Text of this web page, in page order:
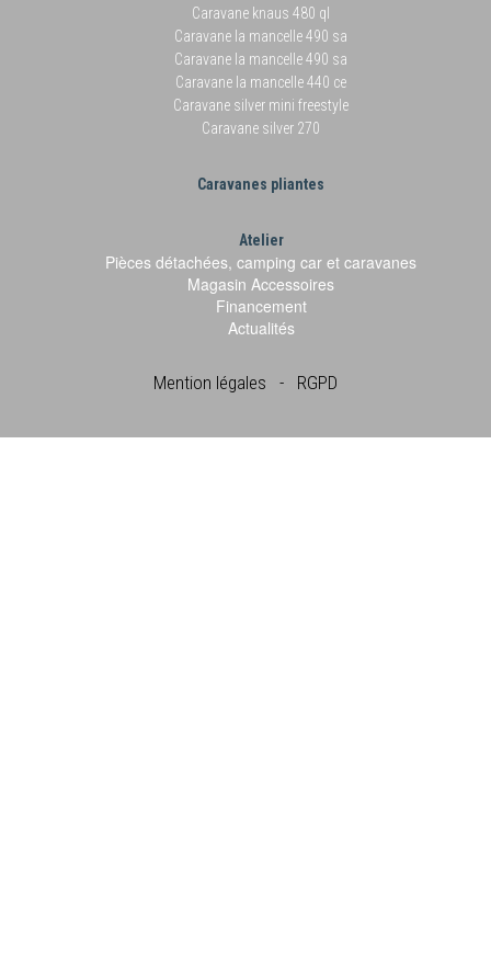
Caravane knaus 480 ql
Caravane la mancelle 490 sa
Caravane la mancelle 490 sa
Caravane la mancelle 440 ce
Caravane silver mini freestyle
Caravane silver 270
Caravanes pliantes
Atelier
Pièces détachées, camping car et caravanes
Magasin Accessoires
Financement
Actualités
Mention légales - RGPD